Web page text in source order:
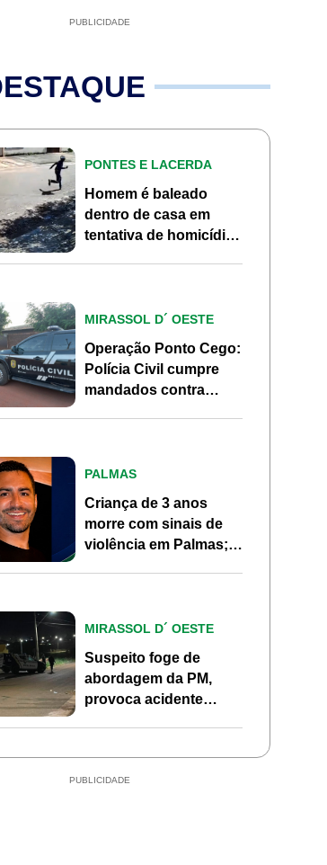
PUBLICIDADE
PONTES E LACERDA
Homem é baleado
dentro de casa em
tentativa de homicídio
MIRASSOL D´ OESTE
Operação Ponto Cego:
Polícia Civil cumpre
mandados contra
PALMAS
Criança de 3 anos
morre com sinais de
violência em Palmas;
MIRASSOL D´ OESTE
Suspeito foge de
abordagem da PM,
provoca acidente
em Mirassol d’Oeste
PUBLICIDADE